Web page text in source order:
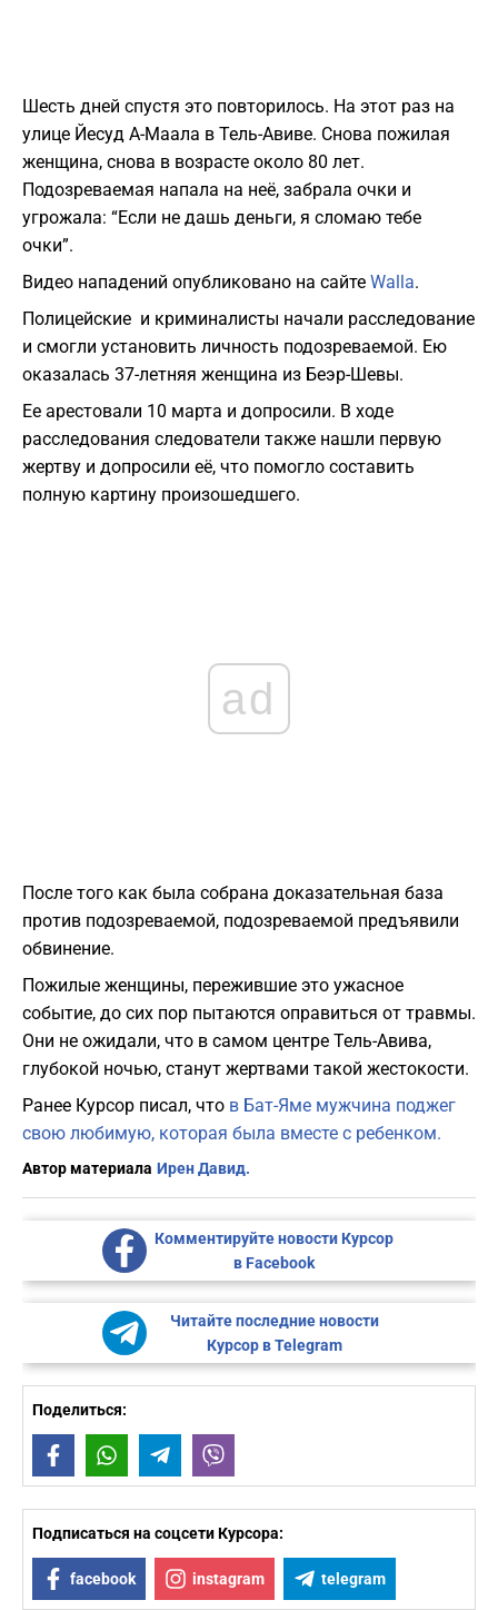
Шесть дней спустя это повторилось. На этот раз на
улице Йесуд А-Маала в Тель-Авиве. Снова пожилая
женщина, снова в возрасте около 80 лет.
Подозреваемая напала на неё, забрала очки и
угрожала: “Если не дашь деньги, я сломаю тебе
очки”.
Видео нападений опубликовано на сайте Walla.
Полицейские и криминалисты начали расследование
и смогли установить личность подозреваемой. Ею
оказалась 37-летняя женщина из Беэр-Шевы.
Ее арестовали 10 марта и допросили. В ходе
расследования следователи также нашли первую
жертву и допросили её, что помогло составить
полную картину произошедшего.
ad
После того как была собрана доказательная база
против подозреваемой, подозреваемой предъявили
обвинение.
Пожилые женщины, пережившие это ужасное
событие, до сих пор пытаются оправиться от травмы.
Они не ожидали, что в самом центре Тель-Авива,
глубокой ночью, станут жертвами такой жестокости.
Ранее Курсор писал, что в Бат-Яме мужчина поджег
свою любимую, которая была вместе с ребенком.
Автор материала Ирен Давид.
Комментируйте новости Курсор
в Facebook
Читайте последние новости
Курсор в Telegram
Поделиться:
FacebookWhatsAppTelegram
Подписаться на соцсети Курсора:
facebook instagram telegram